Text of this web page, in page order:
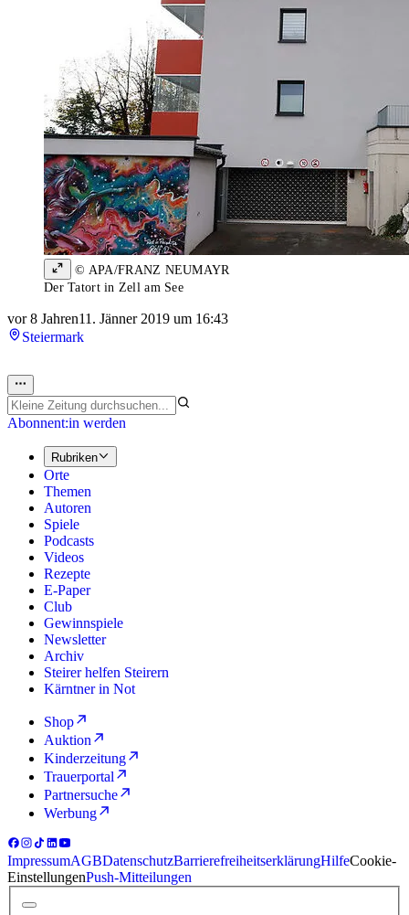
© APA/FRANZ NEUMAYR
Der Tatort in Zell am See
vor 8 Jahren11. Jänner 2019 um 16:43
Steiermark
Abonnent:in werden
Rubriken
Orte
Themen
Autoren
Spiele
Podcasts
Videos
Rezepte
E-Paper
Club
Gewinnspiele
Newsletter
Archiv
Steirer helfen Steirern
Kärntner in Not
Shop
Auktion
Kinderzeitung
Trauerportal
Partnersuche
Werbung
ImpressumAGBDatenschutzBarrierefreiheitserklärungHilfeCookie-
EinstellungenPush-Mitteilungen